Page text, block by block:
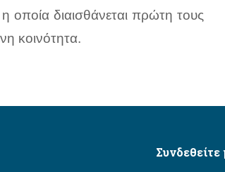
οποία διαισθάνεται πρώτη τους
κοινότητα.